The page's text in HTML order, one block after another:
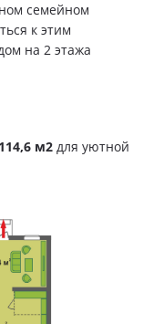
семейном
к этим
на 2 этажа
м2 для уютной